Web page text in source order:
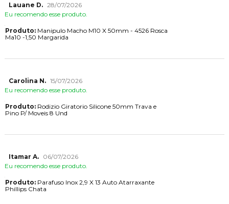
Lauane D. 28/07/2026
Eu recomendo esse produto.
Produto:Manipulo Macho M10 X 50mm - 4526 Rosca
Ma10 -1,50 Margarida
Carolina N. 15/07/2026
Eu recomendo esse produto.
Produto:Rodizio Giratorio Silicone 50mm Trava e
Pino P/ Moveis 8 Und
Itamar A.
06/07/2026
Eu recomendo esse produto.
Produto:Parafuso Inox 2,9 X 13 Auto Atarraxante
Phillips Chata